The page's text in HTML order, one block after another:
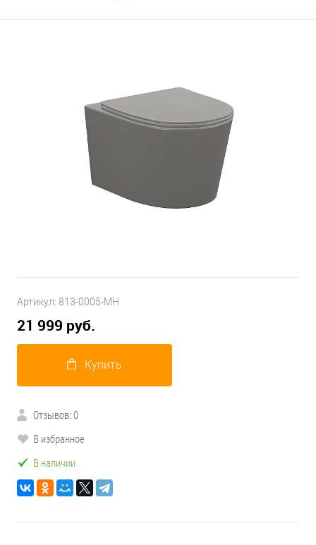
Артикул: 813-0005-MH
21 999 руб.
Купить
Отзывов: 0
В избранное
В наличии